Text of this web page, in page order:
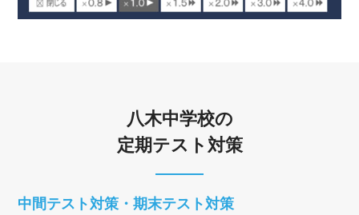
八木中学校の
定期テスト対策
中間テスト対策・期末テスト対策